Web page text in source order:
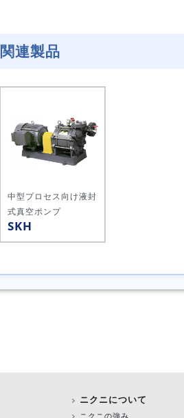
関連製品
中型プロセス向け液封
式真空ポンプ
SKH
ニクニについて
ニクニの強み